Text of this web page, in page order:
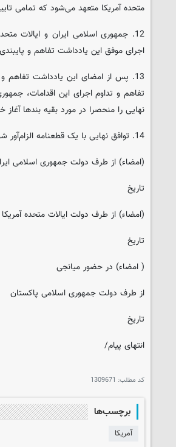
متحده آمریکا متعهد می‌شود که تمامی
12. جمهوری اسلامی ایران و ایالات
اجرای موفق این یادداشت تفاهم و
تفاهم و تداوم اجرای این اقدامات،
نهایی را منحصرا در مورد بقیه بندها آغاز
14. توافق نهایی با یک قطعنامه الزام‌آور شورای امنیت سازمان ملل متحد تایید خواهد شد.
(امضاء) از طرف دولت جمهوری اسلامی
تاریخ
(امضاء) از طرف دولت ایالات متحده آمریکا
تاریخ
( امضاء) در حضور میانجی
از طرف دولت جمهوری اسلامی پاکستان
تاریخ
انتهای پیام/
کد مطلب: 1309671
برچسب‌ها
آمریکا